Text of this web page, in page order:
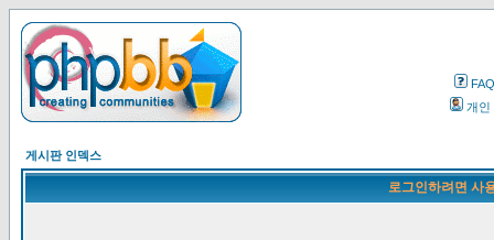
FAQ
개인
게시판 인덱스
로그인하려면 사